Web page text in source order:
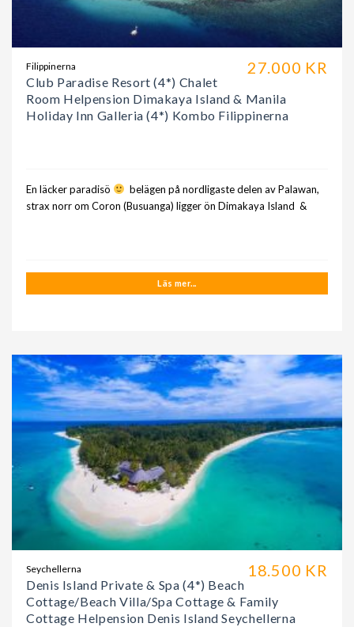
27.000 KR
Filippinerna
Club Paradise Resort (4*) Chalet
Room Helpension Dimakaya Island & Manila
Holiday Inn Galleria (4*) Kombo Filippinerna
En läcker paradisö
belägen på nordligaste delen av Palawan,
strax norr om Coron (Busuanga) ligger ön Dimakaya Island &
Läs mer...
18.500 KR
Seychellerna
Denis Island Private & Spa (4*) Beach
Cottage/Beach Villa/Spa Cottage & Family
Cottage Helpension Denis Island Seychellerna